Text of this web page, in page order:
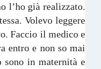
l’ho già realizzato.
Volevo leggere
Faccio il medico e
entro e non so mai
sono in maternità e